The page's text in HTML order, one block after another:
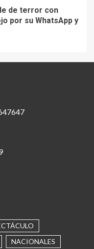
de terror con
por su WhatsApp y
NACIONALES